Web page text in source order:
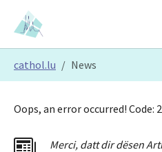
Skip to main content
Skip to page footer
cathol.lu News
Oops, an error occurred! Code:
Merci, dattdir dësen